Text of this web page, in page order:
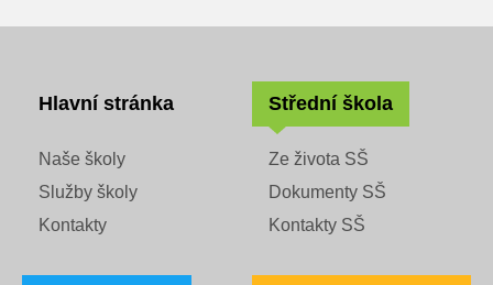
Hlavní stránka
Naše školy
Služby školy
Kontakty
Střední škola
Ze života SŠ
Dokumenty SŠ
Kontakty SŠ